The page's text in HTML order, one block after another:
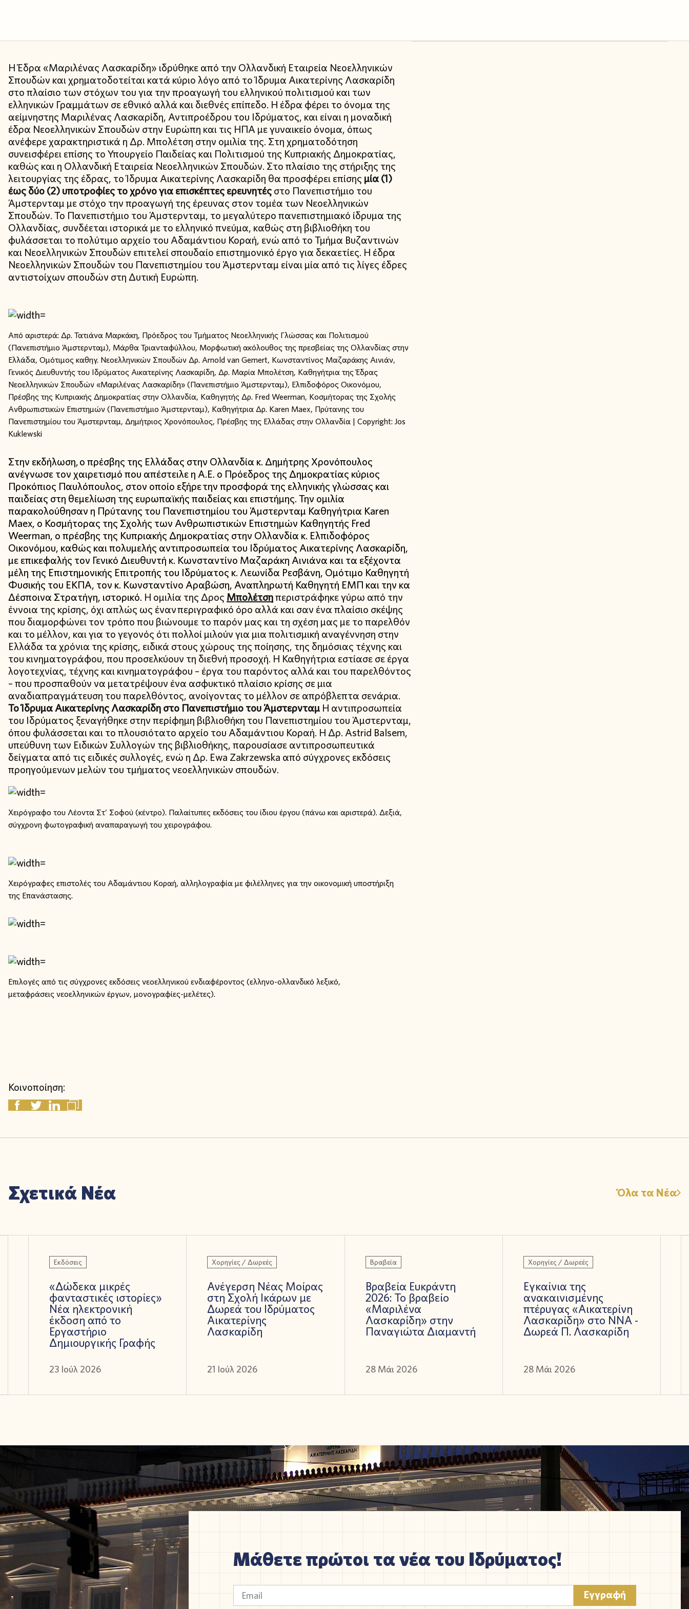
Η Έδρα «Μαριλένας Λασκαρίδη» ιδρύθηκε από την Ολλανδική Εταιρεία Νεοελληνικών
Σπουδών και χρηματοδοτείται κατά κύριο λόγο από το Ίδρυμα Αικατερίνης Λασκαρίδη
στο πλαίσιο των στόχων του για την προαγωγή του ελληνικού πολιτισμού και των
ελληνικών Γραμμάτων σε εθνικό αλλά και διεθνές επίπεδο. Η έδρα φέρει το όνομα της
αείμνηστης Μαριλένας Λασκαρίδη, Αντιπροέδρου του Ιδρύματος, και είναι η μοναδική
έδρα Νεοελληνικών Σπουδών στην Ευρώπη και τις ΗΠΑ με γυναικείο όνομα, όπως
ανέφερε χαρακτηριστικά η Δρ. Μπολέτση στην ομιλία της. Στη χρηματοδότηση
συνεισφέρει επίσης το Υπουργείο Παιδείας και Πολιτισμού της Κυπριακής Δημοκρατίας,
καθώς και η Ολλανδική Εταιρεία Νεοελληνικών Σπουδών. Στο πλαίσιο της στήριξης της
λειτουργίας της έδρας, το Ίδρυμα Αικατερίνης Λασκαρίδη θα προσφέρει επίσης μία (1)
έως δύο (2) υποτροφίες το χρόνο για επισκέπτες ερευνητέςστο Πανεπιστήμιο του
Άμστερνταμ με στόχο την προαγωγή της έρευνας στον τομέα των Νεοελληνικών
Σπουδών. Το Πανεπιστήμιο του Άμστερνταμ, το μεγαλύτερο πανεπιστημιακό ίδρυμα της
Ολλανδίας, συνδέεται ιστορικά με το ελληνικό πνεύμα, καθώς στη βιβλιοθήκη του
φυλάσσεται το πολύτιμο αρχείο του Αδαμάντιου Κοραή, ενώ από το Τμήμα Βυζαντινών
και Νεοελληνικών Σπουδών επιτελεί σπουδαίο επιστημονικό έργο για δεκαετίες. Η έδρα
Νεοελληνικών Σπουδών του Πανεπιστημίου του Άμστερνταμ είναι μία από τις λίγες έδρες
αντιστοίχων σπουδών στη Δυτική Ευρώπη.
Από αριστερά: Δρ. Τατιάνα Μαρκάκη, Πρόεδρος του Τμήματος Νεοελληνικής Γλώσσας και Πολιτισμού
(Πανεπιστήμιο Άμστερνταμ), Μάρθα Τριανταφύλλου, Μορφωτική ακόλουθος της πρεσβείας της Ολλανδίας στην
Ελλάδα, Ομότιμος καθηγ. Νεοελληνικών Σπουδών Δρ. Arnold van Gemert, Κωνσταντίνος Μαζαράκης Αινιάν,
Γενικός Διευθυντής του Ιδρύματος Αικατερίνης Λασκαρίδη, Δρ. Μαρία Μπολέτση, Καθηγήτρια της Έδρας
Νεοελληνικών Σπουδών «Μαριλένας Λασκαρίδη» (Πανεπιστήμιο Άμστερνταμ), Eλπιδοφόρος Οικονόμου,
Πρέσβης της Κυπριακής Δημοκρατίας στην Ολλανδία, Καθηγητής Δρ. Fred Weerman, Κοσμήτορας της Σχολής
Ανθρωπιστικών Επιστημών (Πανεπιστήμιο Άμστερνταμ), Καθηγήτρια Δρ. Karen Maex, Πρύτανης του
Πανεπιστημίου του Άμστερνταμ, Δημήτριος Χρονόπουλος, Πρέσβης της Ελλάδας στην Ολλανδία | Copyright: Jos
Kuklewski
Στην εκδήλωση, ο πρέσβης της Ελλάδας στην Ολλανδία κ. Δημήτρης Χρονόπουλος
ανέγνωσε τον χαιρετισμό που απέστειλε η Α.Ε. ο Πρόεδρος της Δημοκρατίας κύριος
Προκόπιος Παυλόπουλος, στον οποίο εξήρε την προσφορά της ελληνικής γλώσσας και
παιδείας στη θεμελίωση της ευρωπαϊκής παιδείας και επιστήμης. Την ομιλία
παρακολούθησαν η Πρύτανης του Πανεπιστημίου του Άμστερνταμ Καθηγήτρια Karen
Maex, ο Κοσμήτορας της Σχολής των Ανθρωπιστικών Επιστημών Καθηγητής Fred
Weerman, ο πρέσβης της Κυπριακής Δημοκρατίας στην Ολλανδία κ. Ελπιδοφόρος
Οικονόμου, καθώς και πολυμελής αντιπροσωπεία του Ιδρύματος Αικατερίνης Λασκαρίδη,
με επικεφαλής τον Γενικό Διευθυντή κ. Κωνσταντίνο Μαζαράκη Αινιάνα και τα εξέχοντα
μέλη της Επιστημονικής Επιτροπής του Ιδρύματος κ. Λεωνίδα Ρεσβάνη, Ομότιμο Καθηγητή
Φυσικής του ΕΚΠΑ, τον κ. Κωνσταντίνο Αραβώση, Αναπληρωτή Καθηγητή ΕΜΠ και την κα
Δέσποινα Στρατήγη, ιστορικό. Η ομιλία της Δρος Μπολέτσηπεριστράφηκε γύρω από την
έννοια της κρίσης, όχι απλώς ως έναν περιγραφικό όρο αλλά και σαν ένα πλαίσιο σκέψης
που διαμορφώνει τον τρόπο που βιώνουμε το παρόν μας και τη σχέση μας με το παρελθόν
και το μέλλον, και για το γεγονός ότι πολλοί μιλούν για μια πολιτισμική αναγέννηση στην
Ελλάδα τα χρόνια της κρίσης, ειδικά στους χώρους της ποίησης, της δημόσιας τέχνης και
του κινηματογράφου, που προσελκύουν τη διεθνή προσοχή. Η Καθηγήτρια εστίασε σε έργα
λογοτεχνίας, τέχνης και κινηματογράφου – έργα του παρόντος αλλά και του παρελθόντος
– που προσπαθούν να μετατρέψουν ένα ασφυκτικό πλαίσιο κρίσης σε μια
αναδιαπραγμάτευση του παρελθόντος, ανοίγοντας το μέλλον σε απρόβλεπτα σενάρια.
Το Ίδρυμα Αικατερίνης Λασκαρίδη στο Πανεπιστήμιο του Άμστερνταμ Η αντιπροσωπεία
του Ιδρύματος ξεναγήθηκε στην περίφημη βιβλιοθήκη του Πανεπιστημίου του Άμστερνταμ,
όπου φυλάσσεται και το πλουσιότατο αρχείο του Αδαμάντιου Κοραή. Η Δρ. Astrid Balsem,
υπεύθυνη των Ειδικών Συλλογών της βιβλιοθήκης, παρουσίασε αντιπροσωπευτικά
δείγματα από τις ειδικές συλλογές, ενώ η Δρ. Ewa Zakrzewska από σύγχρονες εκδόσεις
προηγούμενων μελών του τμήματος νεοελληνικών σπουδών.
Χειρόγραφο του Λέοντα Στ’ Σοφού (κέντρο). Παλαίτυπες εκδόσεις του ίδιου έργου (πάνω και αριστερά). Δεξιά,
σύγχρονη φωτογραφική αναπαραγωγή του χειρογράφου.
Χειρόγραφες επιστολές του Αδαμάντιου Κοραή, αλληλογραφία με φιλέλληνες για την οικονομική υποστήριξη
της Επανάστασης.
Επιλογές από τις σύγχρονες εκδόσεις νεοελληνικού ενδιαφέροντος (ελληνο-ολλανδικό λεξικό,
μεταφράσεις νεοελληνικών έργων, μονογραφίες-μελέτες).
Κοινοποίηση:
Σχετικά Νέα Όλα τα Νέα
Εκδόσεις
«Δώδεκα μικρές
φανταστικές ιστορίες»
Νέα ηλεκτρονική
έκδοση από το
Εργαστήριο
Δημιουργικής Γραφής
23 Ιούλ 2026
Χορηγίες / Δωρεές
Ανέγερση Νέας Μοίρας
στη Σχολή Ικάρων με
Δωρεά του Ιδρύματος
Αικατερίνης
Λασκαρίδη
21 Ιούλ 2026
Βραβεία
Βραβεία Ευκράντη
2026: Το βραβείο
«Μαριλένα
Λασκαρίδη» στην
Παναγιώτα Διαμαντή
28 Μάι 2026
Χορηγίες / Δωρεές
Εγκαίνια της
ανακαινισμένης
πτέρυγας «Αικατερίνη
Λασκαρίδη» στο ΝΝΑ -
Δωρεά Π. Λασκαρίδη
28 Μάι 2026
Μάθετε πρώτοι τα νέα του Ιδρύματος!